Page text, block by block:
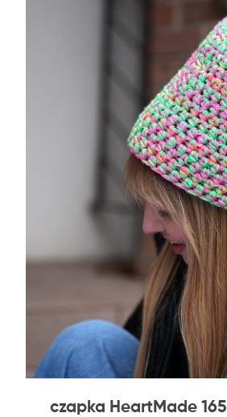
czapka HeartMade 165